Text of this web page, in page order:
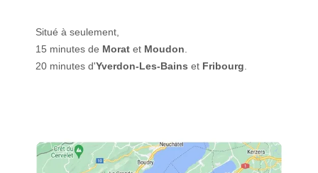
Situé à seulement,
15 minutes de Morat et Moudon
20 minutes d'Yverdon-Les-Bains et Fribourg